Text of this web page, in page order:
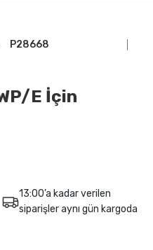
P28668
E İçin
13:00’a kadar verilen
siparişler aynı gün kargoda